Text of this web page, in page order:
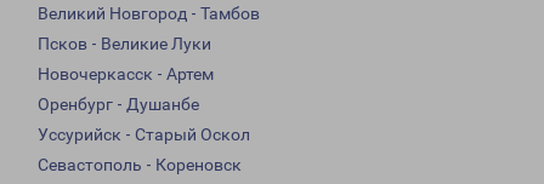
Великий Новгород - Тамбов
Псков - Великие Луки
Новочеркасск - Артем
Оренбург - Душанбе
Уссурийск - Старый Оскол
Севастополь - Кореновск